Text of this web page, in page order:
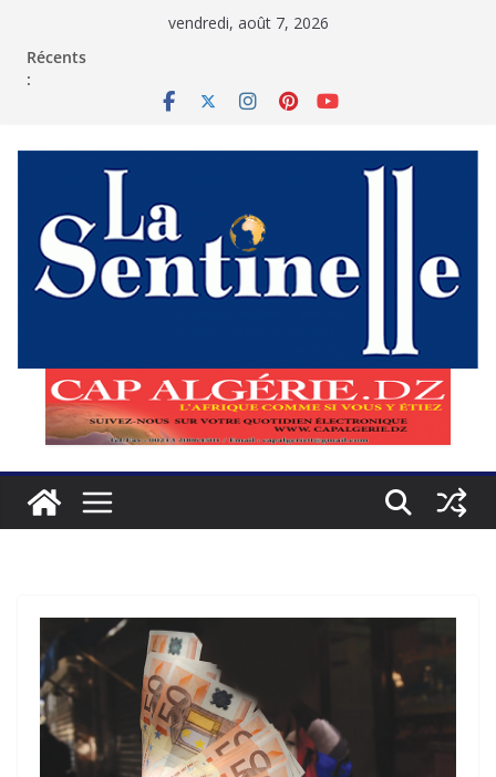
vendredi, août 7, 2026
Récents
: